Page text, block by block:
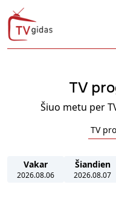
TV
Šiuo metu per
TV
Vakar
2026.08.06
Šiandien
2026.08.07